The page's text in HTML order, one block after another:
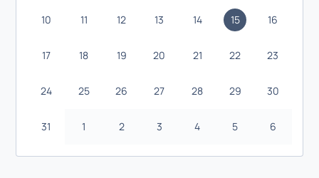
10 11 12 13 14 15 16
17 18 19 20 21 22 23
24 25 26 27 28 29 30
31 1 2 3 4 5 6